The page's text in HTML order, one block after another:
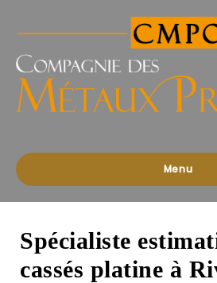
des
Précieux
l'Ouest
Menu
Spécialiste
cassés platine à